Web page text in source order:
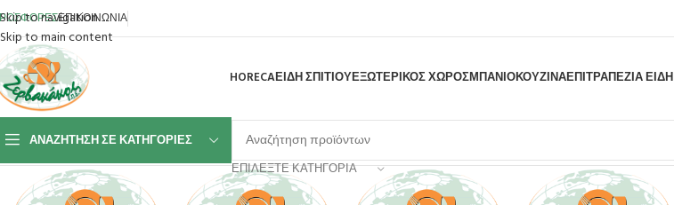
Skip to navigation
Skip to main content
ΕΠΙΚΟΙΝΩΝΙΑ
HORECAΕΙΔΗ ΣΠΙΤΙΟΥΕΞΩΤΕΡΙΚΟΣ ΧΩΡΟΣΜΠΆΝΙΟΚΟΥΖΊΝΑΕΠΙΤΡΑΠΈΖΙΑ ΕΊΔΗ
ΑΝΑΖΉΤΗΣΗ ΣΕ ΚΑΤΗΓΟΡΊΕΣ
ΕΠΙΛΈΞΤΕ ΚΑΤΗΓΟΡΊΑ
Προβάλλονται όλα - 6 αποτελέσματα